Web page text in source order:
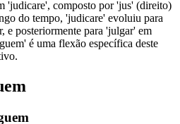
'judicare', composto por 'jus' (direito)
do tempo, 'judicare' evoluiu para
e posteriormente para 'julgar' em
é uma flexão específica deste